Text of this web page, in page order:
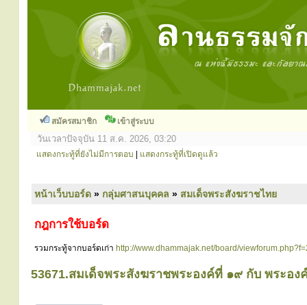
สมัครสมาชิก เข้าสู่ระบบ
วันเวลาปัจจุบัน 11 ส.ค. 2026, 03:20
แสดงกระทู้ที่ยังไม่มีการตอบ แสดงกระทู้ที่เปิดดูแล้ว
หน้าเว็บบอร์ด » กลุ่มศาสนบุคคล » สมเด็จพระสังฆราชไทย
กฎการใช้บอร์ด
รวมกระทู้จากบอร์ดเก่า http://www.dhammajak.net/board/
53671.สมเด็จพระสังฆราชพระองค์ที่ ๑๙ กับ พระอง